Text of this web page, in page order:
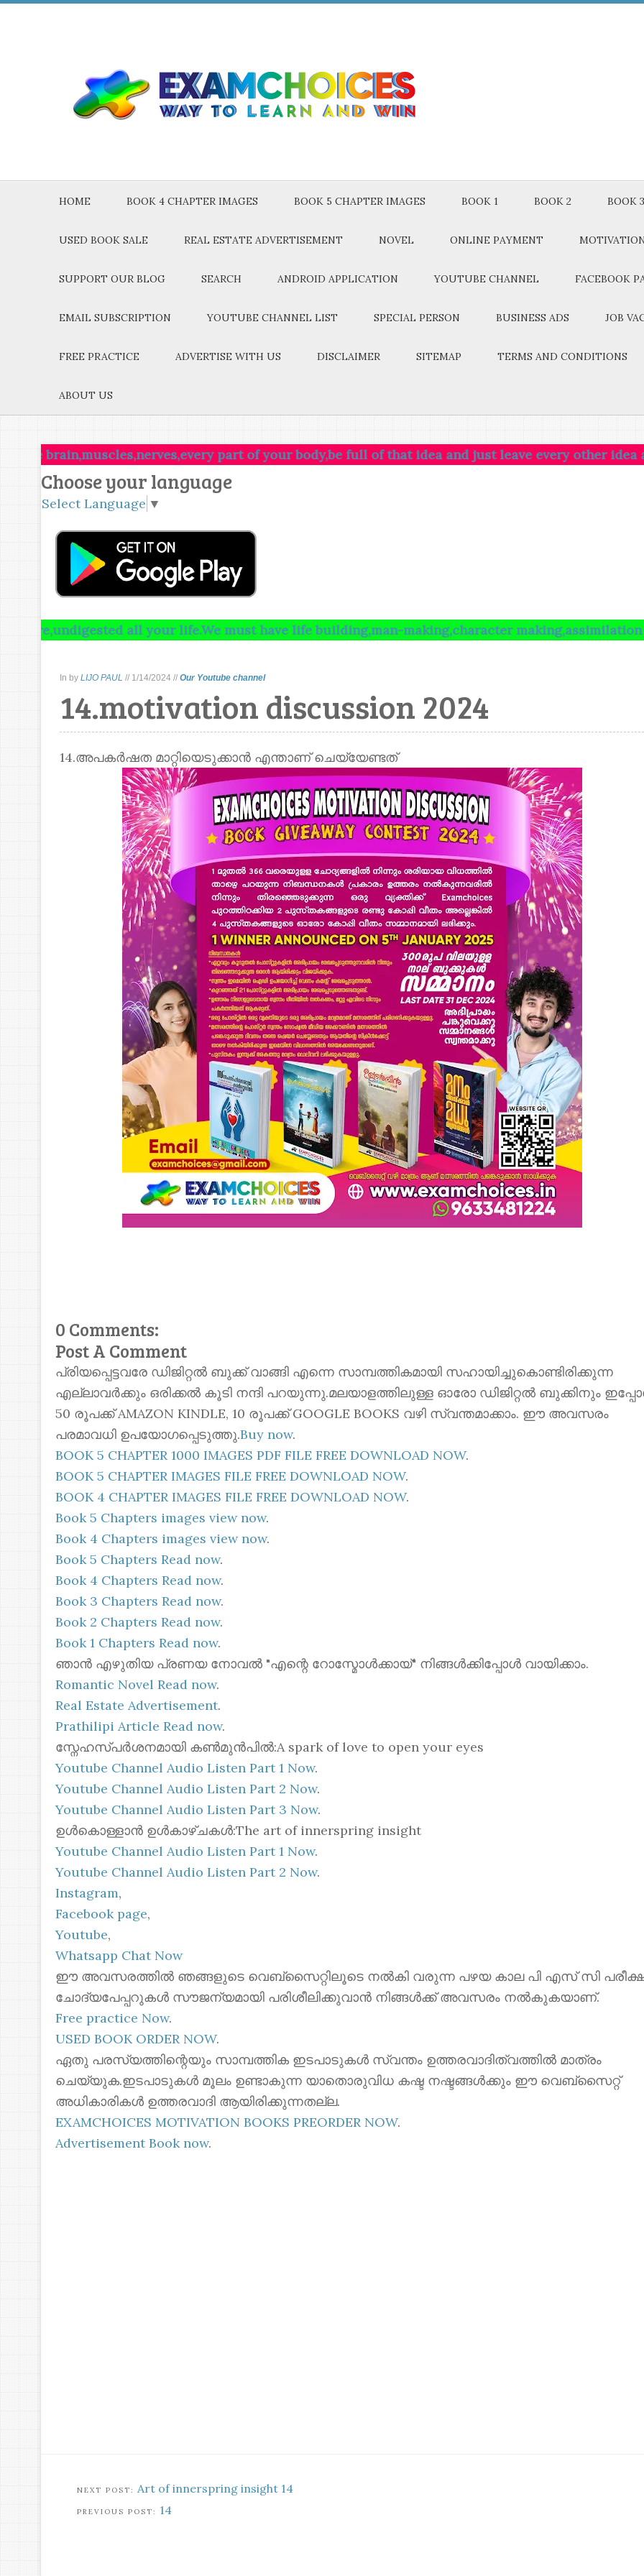
HOME BOOK 4 CHAPTER IMAGES BOOK 5 CHAPTER IMAGES BOOK 1 BOOK 2 BOOK 3
USED BOOK SALE REAL ESTATE ADVERTISEMENT NOVEL ONLINE PAYMENT
SUPPORT OUR BLOG SEARCH ANDROID APPLICATION YOUTUBE CHANNEL FACEBOOK
EMAIL SUBSCRIPTION YOUTUBE CHANNEL LIST SPECIAL PERSON BUSINESS ADS JOB
FREE PRACTICE ADVERTISE WITH US DISCLAIMER SITEMAP TERMS AND CONDITIONS
ABOUT US
part of your body,be full of that idea and just leave every other idea alone.This
Choose your language
Select Language ▼
all your life.We must have life building,man-making,character making,assimilation of ideas.
In by LIJO PAUL // 1/14/2024 // Our Youtube channel
14.motivation discussion 2024
14.അപകർഷത മാറ്റിയെടുക്കാൻ എന്താണ് ചെയ്യേണ്ടത്
0 Comments:
Post A Comment
പ്രിയപ്പെട്ടവരേ ഡിജിറ്റൽ ബുക്ക് വാങ്ങി എന്നെ സാമ്പത്തികമായി സഹായിച്ചുകൊണ്ടിരിക്കുന്ന
എല്ലാവർക്കും ഒരിക്കൽ കൂടി നന്ദി പറയുന്നു.മലയാളത്തിലുള്ള ഓരോ ഡിജിറ്റൽ ബുക്കിനും
50 രൂപക്ക് AMAZON KINDLE, 10 രൂപക്ക് GOOGLE BOOKS വഴി സ്വന്തമാക്കാം. ഈ അവസരം
പരമാവധി ഉപയോഗപ്പെടുത്തു.Buy now.
BOOK 5 CHAPTER 1000 IMAGES PDF FILE FREE DOWNLOAD NOW.
BOOK 5 CHAPTER IMAGES FILE FREE DOWNLOAD NOW.
BOOK 4 CHAPTER IMAGES FILE FREE DOWNLOAD NOW.
Book 5 Chapters images view now.
Book 4 Chapters images view now.
Book 5 Chapters Read now.
Book 4 Chapters Read now.
Book 3 Chapters Read now.
Book 2 Chapters Read now.
Book 1 Chapters Read now.
ഞാൻ എഴുതിയ പ്രണയ നോവൽ "എന്റെ റോസ്മോൾക്കായ്" നിങ്ങൾക്കിപ്പോൾ വായിക്കാം.
Romantic Novel Read now.
Real Estate Advertisement.
Prathilipi Article Read now.
സ്നേഹസ്പർശനമായി കൺമുൻപിൽ:A spark of love to open your eyes
Youtube Channel Audio Listen Part 1 Now.
Youtube Channel Audio Listen Part 2 Now.
Youtube Channel Audio Listen Part 3 Now.
ഉൾകൊള്ളാൻ ഉൾകാഴ്ചകൾ:The art of innerspring insight
Youtube Channel Audio Listen Part 1 Now.
Youtube Channel Audio Listen Part 2 Now.
Instagram,
Facebook page,
Youtube,
Whatsapp Chat Now
ഈ അവസരത്തിൽ ഞങ്ങളുടെ വെബ്സൈറ്റിലൂടെ നൽകി വരുന്ന പഴയ കാല പി എസ് സി
ചോദ്യപേപ്പറുകൾ സൗജന്യമായി പരിശീലിക്കുവാൻ നിങ്ങൾക്ക് അവസരം നൽകുകയാണ്.
Free practice Now.
USED BOOK ORDER NOW.
ഏതു പരസ്യത്തിന്റെയും സാമ്പത്തിക ഇടപാടുകൾ സ്വന്തം ഉത്തരവാദിത്വത്തിൽ മാത്രം
ചെയ്യുക.ഇടപാടുകൾ മൂലം ഉണ്ടാകുന്ന യാതൊരുവിധ കഷ്ട നഷ്ടങ്ങൾക്കും ഈ വെബ്സൈറ്റ്
അധികാരികൾ ഉത്തരവാദി ആയിരിക്കുന്നതല്ല.
EXAMCHOICES MOTIVATION BOOKS PREORDER NOW.
Advertisement Book now.
Art of innerspring insight 14
14